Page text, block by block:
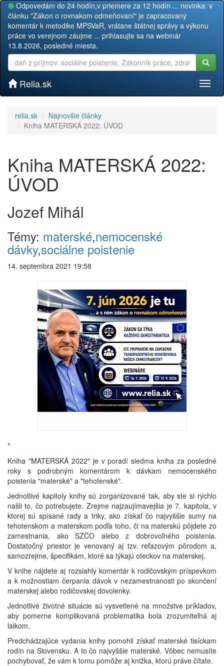
Odpovedám do 24 hodín,v priemere za 12 hodín ... novinka: v
článku "Zákon o rovnakom odmeňovaní" je zapracovaný
komentár k metodike MPSVaR, vrátane štátnej správy a výkonu
práce vo verejnom záujme ... prihlasujte sa na webinár
13.8.2026, posledné miesta.
Relia.sk
relia.sk
Najnovšie články
Kniha MATERSKÁ 2022: ÚVOD
Kniha MATERSKÁ 2022:
ÚVOD
Jozef Mihál
Témy: materské,nemocenské
dávky,sociálne poistenie
14. septembra 2021 19:58
*
Kniha "MATERSKÁ 2022" je v poradí siedma kniha za posledné
roky s podrobným komentárom k dávkam nemocenského
poistenia "materské" a "tehotenské".
Jednotlivé kapitoly knihy sú zorganizované tak, aby ste si rýchlo
našli to, čo potrebujete. Zrejme najzaujímavejšia je 7. kapitola, v
ktorej sú spísané rady a triky, ako získať čo najvyššie sumy na
tehotenskom a materskom podľa toho, či na materskú pôjdete zo
zamestnania, ako SZČO alebo z dobrovoľného poistenia.
Dostatočný priestor je venovaný aj tzv. reťazovým pôrodom a,
samozrejme, špecifikám, ktoré sa týkajú oteckov na materskej.
V knihe nájdete aj rozsiahly komentár k rodičovským príspevkom
a k možnostiam čerpania dávok v nezamestnanosti po skončení
materskej alebo rodičovskej dovolenky.
Jednotlivé životné situácie sú vysvetlené na množstve príkladov,
aby pomerne komplikovaná problematika bola zrozumiteľná aj
laikom.
Predchádzajúce vydania knihy pomohli získať materské tisíckam
rodín na Slovensku. A to čo najvyššie materské. Vôbec nemusíte
pochybovať, že vám k tomu pomôže aj knižka, ktorú práve čítate.